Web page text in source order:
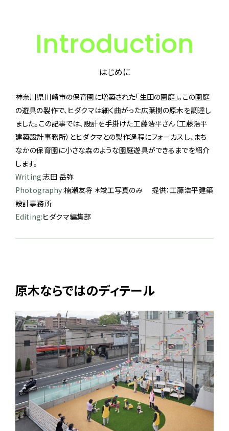
Introduction
はじめに
神奈川県川崎市の保育園に増築された「生田の園庭」。この園庭
の遊具の製作で、ヒダクマは細く曲がった広葉樹の原木を調達し
ました。この記事では、設計を手掛けた工藤浩平さん（工藤浩平
建築設計事務所）とヒダクマとの製作過程にフォーカスし、まち
なかの保育園に小さな森のような園庭遊具ができるまでを紹介
します。
Writing:志田 岳弥
Photography:楠瀬友将 ＊竣工写真のみ 提供：工藤浩平建築
設計事務所
Editing:ヒダクマ編集部
原木ならではのディテール